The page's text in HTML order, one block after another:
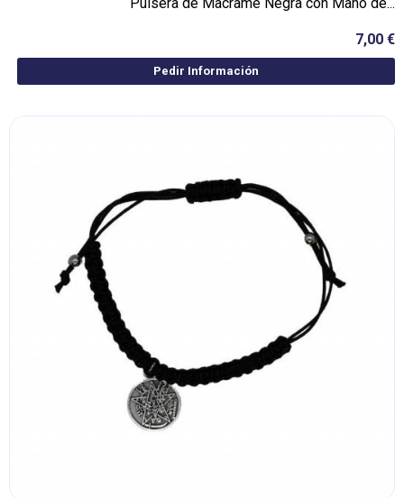
7,00 €
Pedir Información